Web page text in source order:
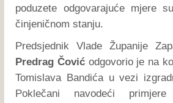
poduzete odgovarajuće mjere
činjeničnom stanju.
Predsjednik Vlade Županije
Predrag Čovićodgovorio je na
Tomislava Bandića u vezi
Poklečani navodeći